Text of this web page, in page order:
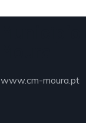
www.cm-moura.pt